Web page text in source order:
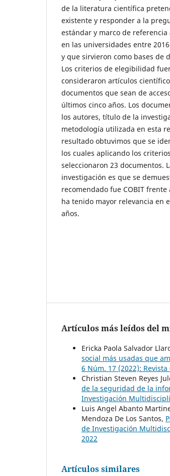
de la literatura científica
existente y responder a la
estándar y marco de
en las universidades entre
y que sirvieron como bases de
Los criterios de elegibilidad
consideraron artículos
documentos que sean de
últimos cinco años. Los
los autores, título de la
metodología utilizada en esta
resultado obtuvimos que se
los cuales aplicando los
seleccionaron 23 documentos.
investigación es que se
recomendado fue COBIT
ha tenido mayor relevancia en
años.
Artículos más leídos del
Ericka Paola Salvador
social más usadas que
6 Núm. 17 (2022): Revista
Christian Steven Reyes
de la seguridad de la
Investigación
Luis Angel Abanto
Mendoza De Los Santos,
de Investigación
2022
Artículos similares